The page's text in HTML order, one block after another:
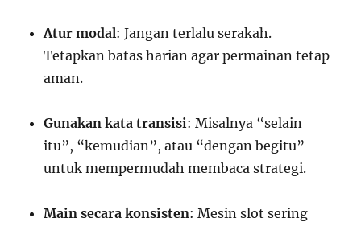
Atur modal: Jangan terlalu serakah.
Tetapkan batas harian agar permainan tetap
aman.
Gunakan kata transisi: Misalnya “selain
itu”, “kemudian”, atau “dengan begitu”
untuk mempermudah membaca strategi.
Main secara konsisten: Mesin slot sering